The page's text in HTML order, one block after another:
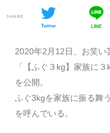
SHARE
Twitter LINE
2020年2月12日、お笑い
「【ふぐ３kg】家族に
を公開。
ふぐ3kgを家族に振る舞
を呼んでいる。